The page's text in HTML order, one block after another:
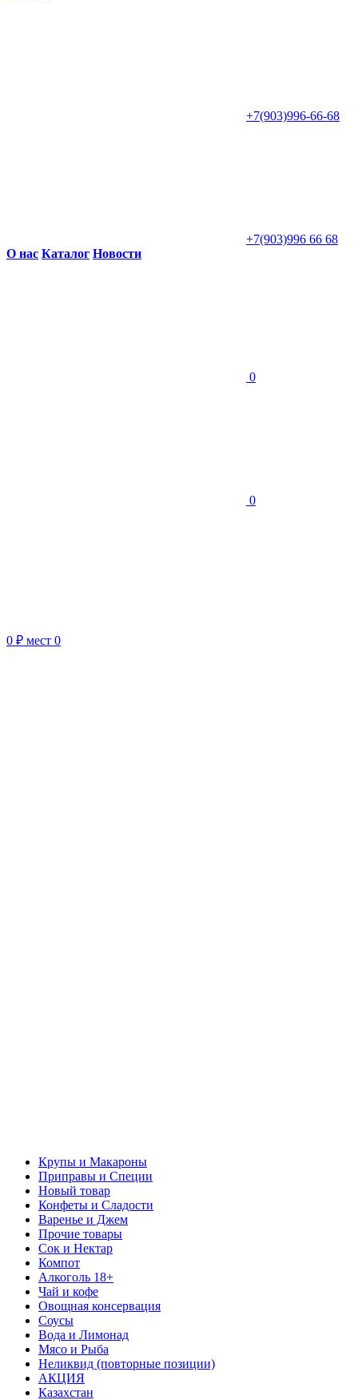
+7(903)996-66-68
+7(903)996 66 68
О нас Каталог Новости
0
0
0 ₽ мест 0
Крупы и Макароны
Приправы и Специи
Новый товар
Конфеты и Сладости
Варенье и Джем
Прочие товары
Сок и Нектар
Компот
Алкоголь 18+
Чай и кофе
Овощная консервация
Соусы
Вода и Лимонад
Мясо и Рыба
Неликвид (повторные позиции)
АКЦИЯ
Казахстан